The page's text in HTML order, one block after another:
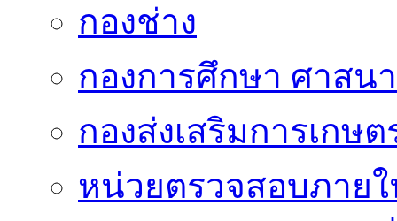
กองช่าง
กองการศึกษา ศาสน
กองส่งเสริมการเกษต
หน่วยตรวจสอบภาย